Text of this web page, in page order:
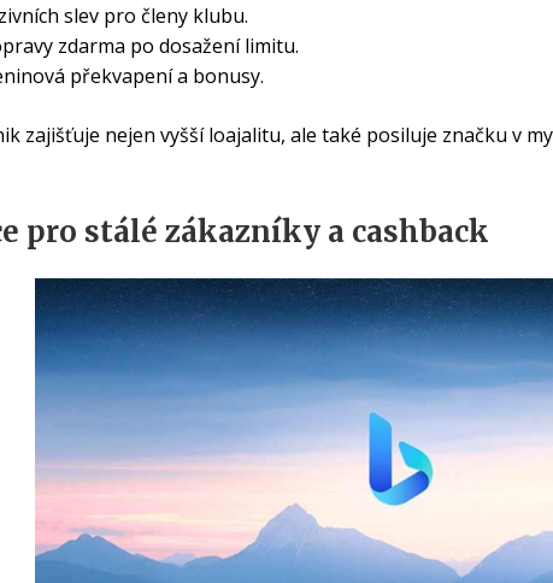
slev pro členy klubu.
zdarma po dosažení limitu.
překvapení a bonusy.
zajišťuje nejen vyšší loajalitu, ale také posiluje značku v
pro stálé zákazníky a cashback